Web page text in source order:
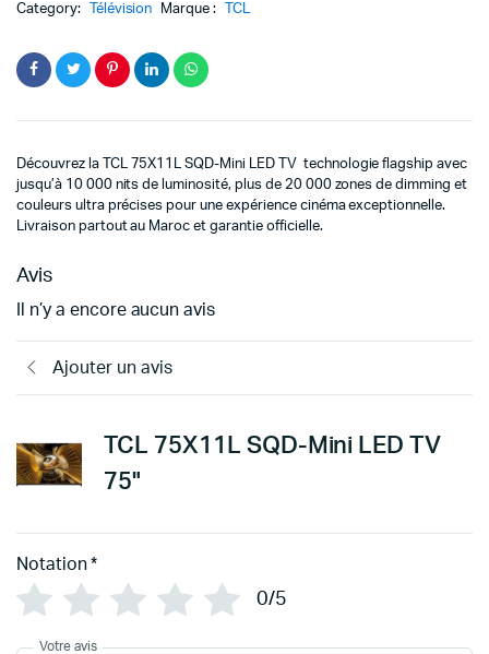
Category: Télévision Marque : TCL
Découvrez la TCL75X11L SQD-Mini LED TV technologie flagship avec
jusqu’à 10 000 nits de luminosité, plus de 20 000 zones de dimming et
couleurs ultra précises pour une expérience cinéma exceptionnelle.
Livraison partout au Maroc et garantie officielle.
Avis
Il n’y a encore aucun avis
Ajouter un avis
TCL 75X11L SQD-Mini LED TV
75"
Notation *
0/5
Votre avis